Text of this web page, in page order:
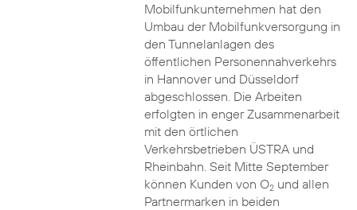
Mobilfunkunternehmen hat den
Umbau der Mobilfunkversorgung in
den Tunnelanlagen des
öffentlichen Personennahverkehrs
in Hannover und Düsseldorf
abgeschlossen. Die Arbeiten
erfolgten in enger Zusammenarbeit
mit den örtlichen
Verkehrsbetrieben ÜSTRA und
Rheinbahn. Seit Mitte September
können Kunden von O2und allen
Partnermarken in beiden